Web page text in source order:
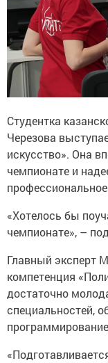
Студентка
Черезова
искусство». Она
чемпионате и
«Хотелось бы
чемпионате», –
Главный эксперт
компетенция
достаточно
специальностей,